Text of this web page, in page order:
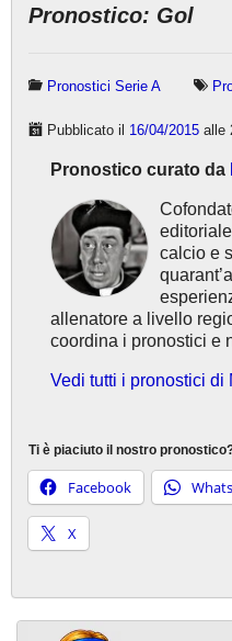
Pronostico: Gol
Pronostici Serie A
Pubblicato il 16/04/2015 alle
Pronostico curato da
calcio e
allenatore a livello
coordina i pronostici e
Vedi tutti i pronostici di
Ti è piaciuto il nostro
Facebook
X